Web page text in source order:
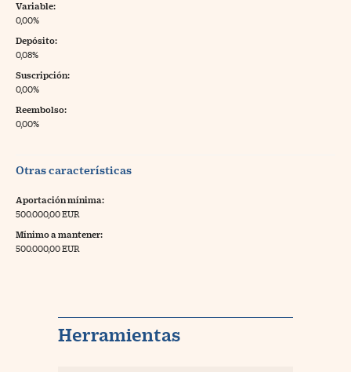
Variable:
0,00%
Depósito:
0,08%
Suscripción:
0,00%
Reembolso:
0,00%
Otras características
Aportación mínima:
500.000,00 EUR
Mínimo a mantener:
500.000,00 EUR
Herramientas